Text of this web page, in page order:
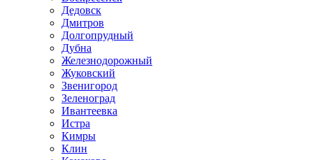
Дедовск
Дмитров
Долгопрудный
Дубна
Железнодорожный
Жуковский
Звенигород
Зеленоград
Ивантеевка
Истра
Кимры
Клин